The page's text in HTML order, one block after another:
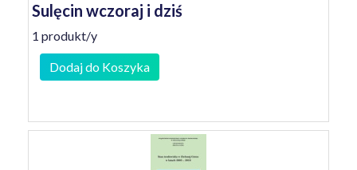
Sulęcin wczoraj i dziś
1 produkt/y
Dodaj do Koszyka